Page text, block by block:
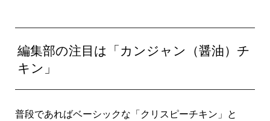
編集部の注目は「カンジャン（醤油）チ
キン」
普段であればベーシックな「クリスピーチキン」と